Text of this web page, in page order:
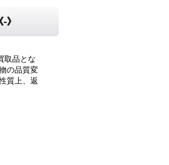
》
取品とな
の品質変
質上、返